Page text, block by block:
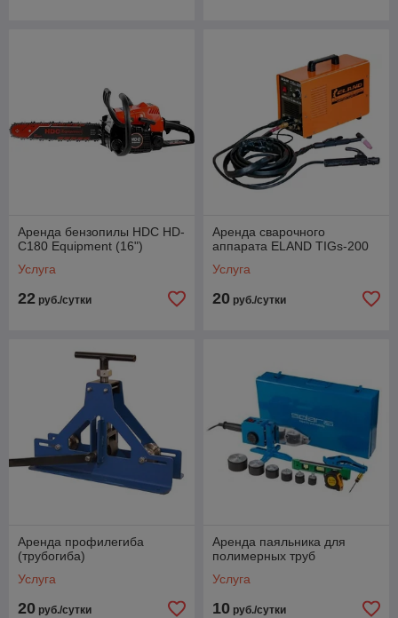
Аренда бензопилы HDC HD-
С180 Equipment (16")
Услуга
22 руб./сутки
Аренда сварочного
аппарата ELAND TIGs-200
Услуга
20 руб./сутки
Аренда профилегиба
(трубогиба)
Услуга
20 руб./сутки
Аренда паяльника для
полимерных труб
Услуга
10 руб./сутки